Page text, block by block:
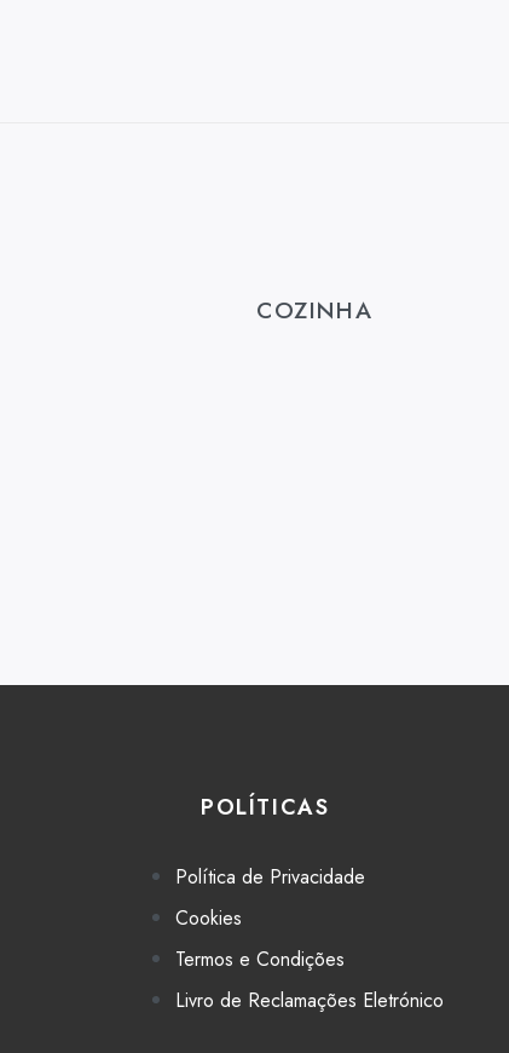
COZINHA
POLÍTICAS
Política de Privacidade
Cookies
Termos e Condições
Livro de Reclamações Eletrónico